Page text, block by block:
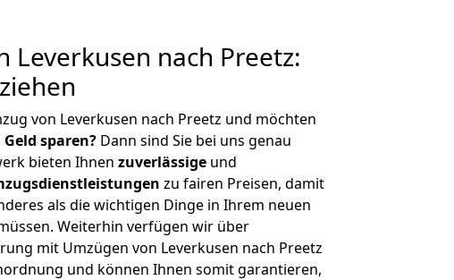
Leverkusen nach Preetz:
von Leverkusen nach Preetz und möchten
sparen? Dann sind Sie bei uns genau
bieten Ihnen zuverlässige und
zu fairen Preisen, damit
als die wichtigen Dinge in Ihrem neuen
Weiterhin verfügen wir über
mit Umzügen von Leverkusen nach Preetz
und können Ihnen somit garantieren,